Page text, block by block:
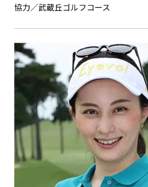
協力／武蔵丘ゴルフコース